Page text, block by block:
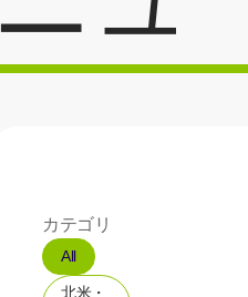
カテゴリ
All
北米・